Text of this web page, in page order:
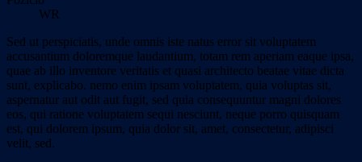
WR
Sed ut perspiciatis, unde omnis iste natus error sit voluptatem
accusantium doloremque laudantium, totam rem aperiam eaque ipsa,
quae ab illo inventore veritatis et quasi architecto beatae vitae dicta
sunt, explicabo. nemo enim ipsam voluptatem, quia voluptas sit,
aspernatur aut odit aut fugit, sed quia consequuntur magni dolores
eos, qui ratione voluptatem sequi nesciunt, neque porro quisquam
est, qui dolorem ipsum, quia dolor sit, amet, consectetur, adipisci
velit, sed.